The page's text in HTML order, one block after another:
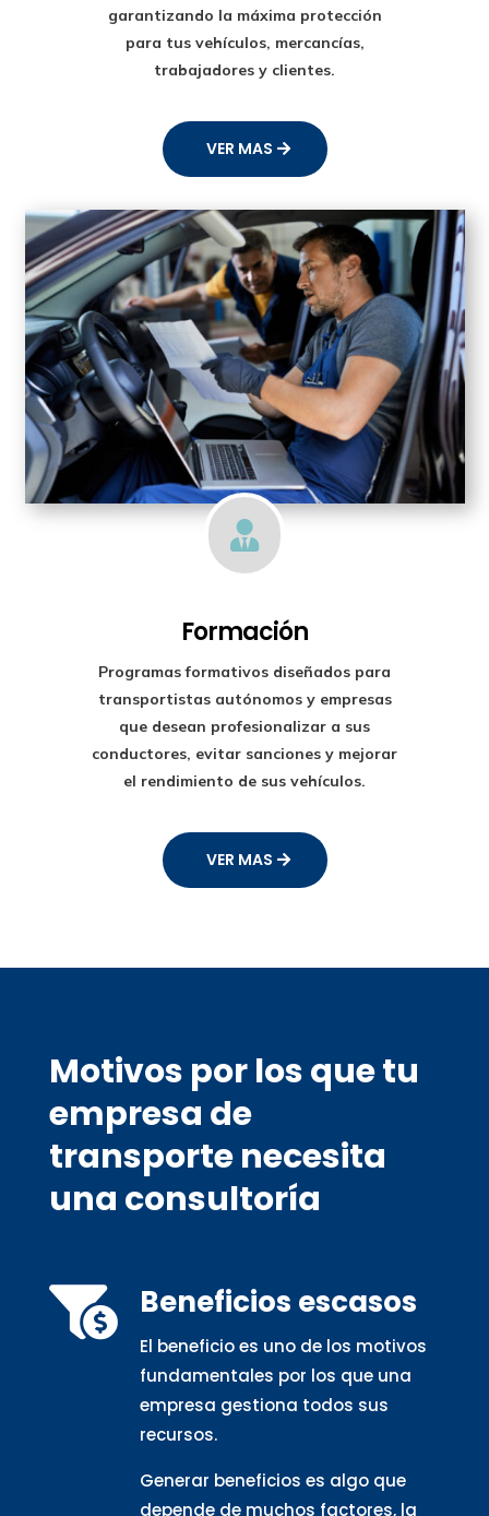
garantizando la máxima protección
para tus vehículos, mercancías,
trabajadores y clientes.
VER MAS

Formación
Programas formativos diseñados para
transportistas autónomos y empresas
que desean profesionalizar a sus
conductores, evitar sanciones y mejorar
el rendimiento de sus vehículos.
VER MAS
Motivos por los que tu
empresa de
transporte necesita
una consultoría
 Beneficios escasos
El beneficio es uno de los motivos
fundamentales por los que una
empresa gestiona todos sus
recursos.
Generar beneficios es algo que
depende de muchos factores, la